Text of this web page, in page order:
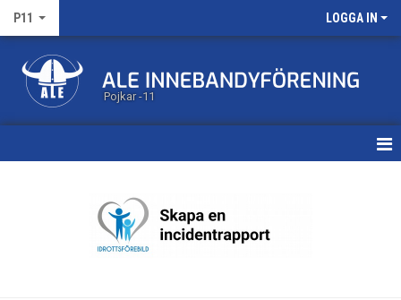
P11 LOGGA IN
Pojkar -11